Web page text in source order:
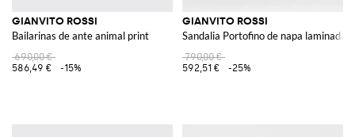
GIANVITO ROSSI
Bailarinas de ante animal print
690,00 €
586,49 €
-15%
GIANVITO ROSSI
Sandalia Portofino de napa laminada
790,00 €
592,51 €
-25%